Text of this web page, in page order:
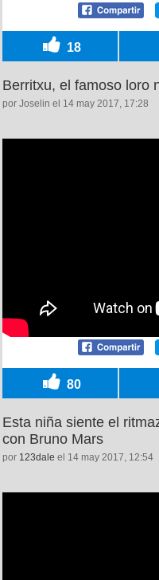
18
Berritxu, el famoso loro
por Joselin el 14 may 2017, 17:28
80
Esta niña siente el
con Bruno Mars
por 123dale el 14 may 2017, 12:54